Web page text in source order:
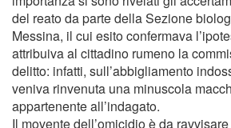
del reato da parte della Sezione
Messina, il cui esito confermava
attribuiva al cittadino rumeno la
delitto: infatti, sull’abbigliamento
veniva rinvenuta una minuscola
appartenente all’indagato.
Il movente dell’omicidio è da